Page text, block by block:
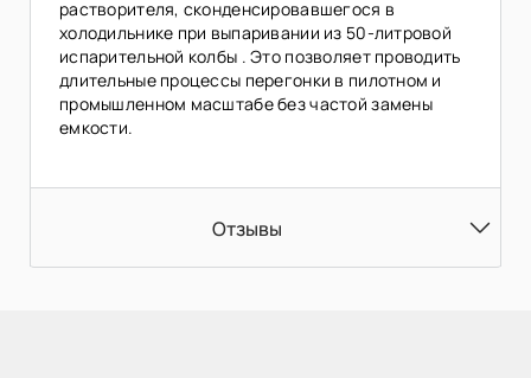
растворителя, сконденсировавшегося в
холодильнике при выпаривании из 50-литровой
испарительной колбы . Это позволяет проводить
длительные процессы перегонки в пилотном и
промышленном масштабе без частой замены
емкости.
Отзывы